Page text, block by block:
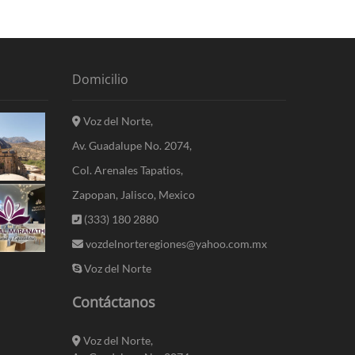
Domicilio
Voz del Norte,
Av. Guadalupe No. 2074,
Col. Arenales Tapatios,
Zapopan, Jalisco, Mexico
(333) 180 2880
vozdelnorteregiones@yahoo.com.mx
Voz del Norte
Contáctanos
Voz del Norte,